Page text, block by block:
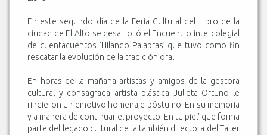
En este segundo día de la Feria Cultural del Libro de la
ciudad de El Alto se desarrolló el Encuentro intercolegial
de cuentacuentos ‘Hilando Palabras’ que tuvo como fin
rescatar la evolución de la tradición oral.
En horas de la mañana artistas y amigos de la gestora
cultural y consagrada artista plástica Julieta Ortuño le
rindieron un emotivo homenaje póstumo. En su memoria
y a manera de continuar el proyecto 'En tu piel' que forma
parte del legado cultural de la también directora del Taller